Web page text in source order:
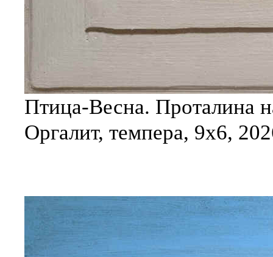
Птица-Весна. Проталина
Оргалит, темпера, 9х6,